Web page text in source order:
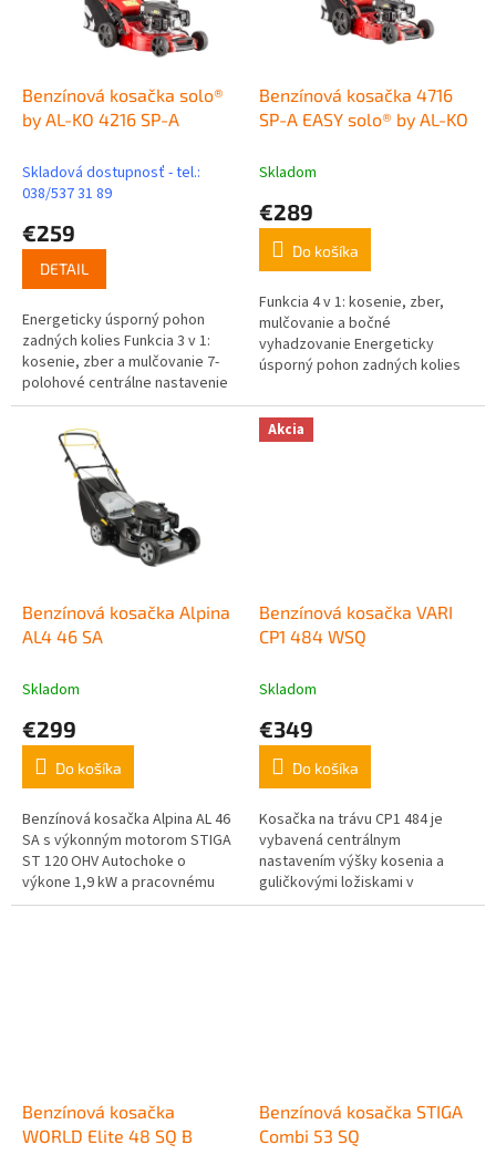
Benzínová kosačka solo®
by AL-KO 4216 SP-A
Skladová dostupnosť - tel.:
038/537 31 89
€259
DETAIL
Energeticky úsporný pohon
zadných kolies Funkcia 3 v 1:
kosenie, zber a mulčovanie 7-
polohové centrálne nastavenie
výšky kosenia Dvojité kolesá s
guľôčkovými ložiskami pre...
Benzínová kosačka 4716
SP-A EASY solo® by AL-KO
Skladom
€289
Do košíka
Funkcia 4 v 1: kosenie, zber,
mulčovanie a bočné
vyhadzovanie Energeticky
úsporný pohon zadných kolies
nastavenie výšky kosenia
Dvojité kolesá s...
Benzínová kosačka Alpina
AL4 46 SA
Skladom
€299
Do košíka
Benzínová kosačka Alpina AL 46
SA s výkonným motorom STIGA
ST 120 OHV Autochoke o
výkone 1,9 kW a pracovnému
záberu 46 cm dokáže bez
Akcia
Benzínová kosačka VARI
CP1 484 WSQ
Skladom
€349
Do košíka
Kosačka na trávu CP1 484 je
vybavená centrálnym
nastavením výšky kosenia a
guličkovými ložiskami v
kolesách. Ide o stredný model s
Benzínová kosačka
WORLD Elite 48 SQ B
Benzínová kosačka STIGA
Combi 53 SQ